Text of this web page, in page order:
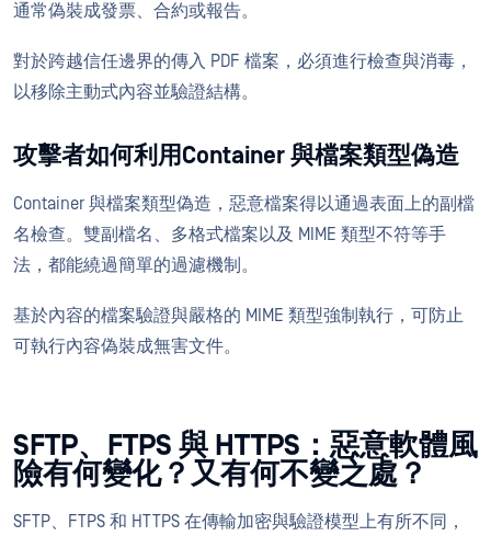
通常偽裝成發票、合約或報告。
對於跨越信任邊界的傳入 PDF 檔案，必須進行檢查與消毒，
以移除主動式內容並驗證結構。
攻擊者如何利用Container 與檔案類型偽造
Container 與檔案類型偽造，惡意檔案得以通過表面上的副檔
名檢查。雙副檔名、多格式檔案以及 MIME 類型不符等手
法，都能繞過簡單的過濾機制。
基於內容的檔案驗證與嚴格的 MIME 類型強制執行，可防止
可執行內容偽裝成無害文件。
SFTP、FTPS 與 HTTPS：惡意軟體風
險有何變化？又有何不變之處？
SFTP、FTPS 和 HTTPS 在傳輸加密與驗證模型上有所不同，